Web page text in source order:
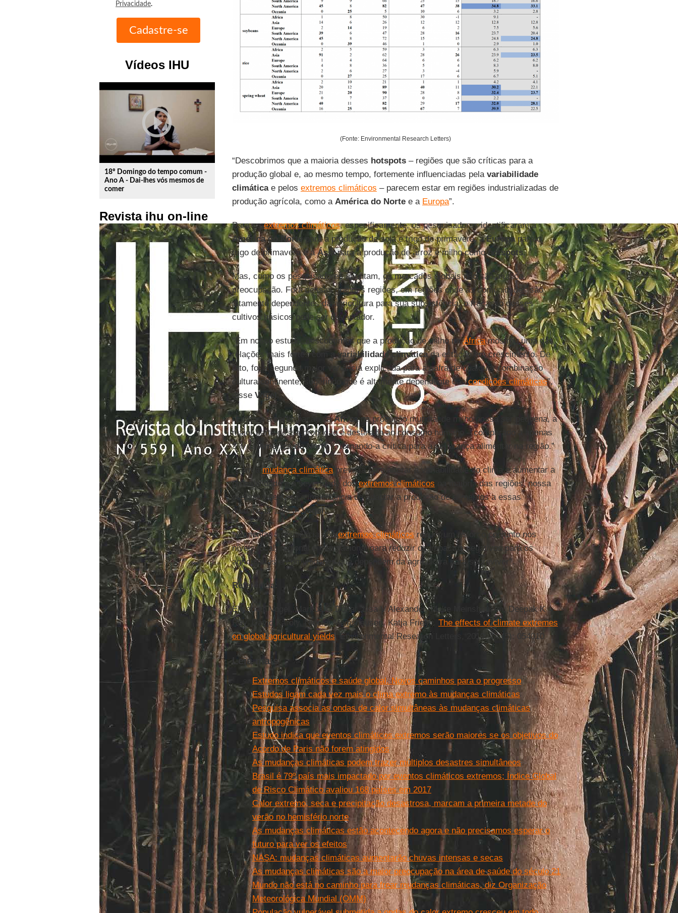
Privacidade.
Vídeos IHU
play_circle_outline
18º Domingo do tempo comum -
Ano A - Dai-lhes vós mesmos de
comer
Revista ihu on-line
(Fonte: Environmental Research Letters)
“Descobrimos que a maioria desses hotspots– regiões que são críticas para a
produção global e, ao mesmo tempo, fortemente influenciadas pela variabilidade
climáticae pelos extremos climáticos – parecem estar em regiões industrializadas de
produção agrícola, como a América do Nortee a Europa”.
Para osextremos climáticos, especificamente, os pesquisadores identificaram a
América do Norte para a produção de soja e trigo de primavera, aEuropapara o
trigo de primavera e aÁsiapara a produção de arroz e milho comohotspots.
Mas, como os pesquisadores apontam, os mercados globais não são a única
preocupação. Fora dessas grandes regiões, em regiões onde as comunidades são
altamente dependentes da agricultura para sua subsistência, o fracasso desses
cultivos básicos pode ser devastador.
“Em nosso estudo, descobrimos que a produção de milho naÁfricamostrou uma das
relações mais fortes com a
variabilidade climáticada estação em crescimento. De
fato, foi a segunda maior variância explicada para a safra de qualquer combinação
cultura/continente, sugerindo que é altamente dependente das condições climáticas”,
disse Vogel
“Embora a participação daÁfricana produção mundial de milho possa ser pequena, a
maior parte dessa produção é destinada ao consumo humano – comparado a apenas
3% naAmérica do Norte-, tornando-a crítica para a segurança alimentar na região.”
“Com a mudança climáticaprevista para alterar a variabilidade do clima e aumentar a
probabilidade e a severidade dos extremos climáticos na maioria das regiões, nossa
pesquisa destaca a importância de adaptar a produção de alimentos a essas
mudanças”, disseVogel.
“Aumentar a resiliência aosextremos climáticosrequer um esforço conjunto nos
níveis local, regional e internacional para reduzir os impactos negativos para os
agricultores e comunidades que dependem da agricultura para sobreviver”.
Referência:
Elisabeth Vogel, Markus G Donat, Lisa V Alexander, Malte Meinshausen, Deepak K
Ray, David Karoly, Nicolai Meinshausen, Katja Frieler. The effects of climate extremes
on global agricultural yields . Environmental Research Letters, 2019; 14 (5): 054010
Leia mais
Extremos climáticos e saúde global. Novos caminhos para o progresso
Estudos ligam cada vez mais o clima extremo às mudanças climáticas
Pesquisa associa as ondas de calor simultâneas às mudanças climáticas
antropogênicas
Estudo indica que eventos climáticos extremos serão maiores se os objetivos do
Acordo de Paris não forem atingidos
As mudanças climáticas podem trazer múltiplos desastres simultâneos
Brasil é 79º país mais impactado por eventos climáticos extremos; Índice Global
de Risco Climático avaliou 168 países em 2017
Calor extremo, seca e precipitação desastrosa, marcam a primeira metade do
verão no hemisfério norte
As mudanças climáticas estão acontecendo agora e não precisamos esperar o
futuro para ver os efeitos
NASA: mudanças climáticas aumentarão chuvas intensas e secas
As mudanças climáticas são a maior preocupação na área de saúde do século 21
Mundo não está no caminho para frear mudanças climáticas, diz Organização
Meteorológica Mundial (OMM)